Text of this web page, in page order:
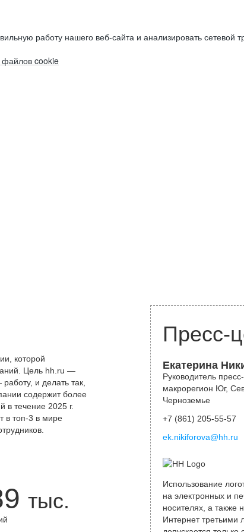
работу нашего веб-сайта и анализировать сетевой
файлов cookie
которой
Цель hh.ru —
и делать так,
содержит более
в течение 2025 г.
в топ-3 в мире
тыс.
Пресс-
Екатерина
Руководитель
макрорегион Юг,
Черноземье
+7 (861) 205-55-57
ek.nikiforova@hh.ru
Использование
на электронных и
носителях, а также
Интернет третьими